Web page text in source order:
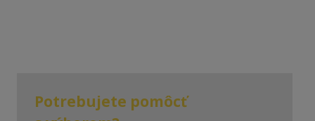
Potrebujete pomôcť